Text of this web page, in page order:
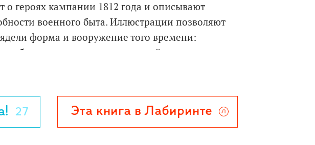
о героях кампании 1812 года и описывают
военного быта. Иллюстрации позволяют
форма и вооружение того времени:
соблюдена здесь даже в мельчайших деталях.
содействии крупнейших библиотек, музеев,
Дополнительные материалы: оригинальные
подвижные элементы, клапаны, панорамные и
ляссе с модулем в виде часов с подвижными
27 Эта книга в Лабиринте